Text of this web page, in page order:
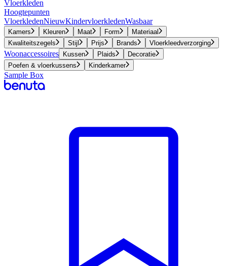
Vloerkleden
Hoogtepunten
VloerkledenNieuwKindervloerkledenWasbaar
Kamers Kleuren Maat Form
Materiaal
Kwaliteitszegels
Stijl Prijs Brands Vloerkleedverzorging
Woonaccessoires Kussen Plaids
Decoratie
Poefen & vloerkussens
Kinderkamer
Sample Box